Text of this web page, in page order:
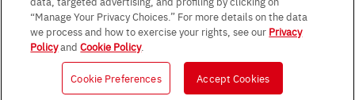
Statement on UK Modern Slavery Act
ROHM UK Group Tax Strategy
Data Protection Information for Business Partners (Europe) [English]
Data Protection Information for Business Partners (Europe) [German]
© 1997 - 2026 ROHM CO., LTD. ALL RIGHTS RESERVED.
“Manage Your Privacy Choices.” For more details on the data
we process and how to exercise your rights, see our Privacy
PolicyandCookie Policy.
Cookie Preferences Accept Cookies